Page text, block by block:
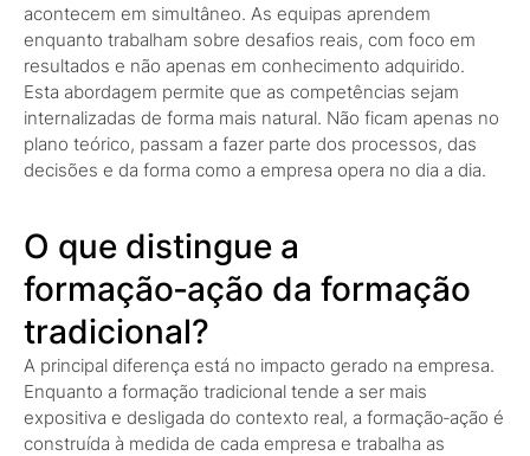
acontecem em simultâneo. As equipas aprendem
enquanto trabalham sobre desafios reais, com foco em
resultados e não apenas em conhecimento adquirido.
Esta abordagem permite que as competências sejam
internalizadas de forma mais natural. Não ficam apenas no
plano teórico, passam a fazer parte dos processos, das
decisões e da forma como a empresa opera no dia a dia.
O que distingue a
formação‑ação da formação
tradicional?
A principal diferença está no impacto gerado na empresa.
Enquanto a formação tradicional tende a ser mais
expositiva e desligada do contexto real, a formação‑ação é
construída à medida de cada empresa e trabalha as